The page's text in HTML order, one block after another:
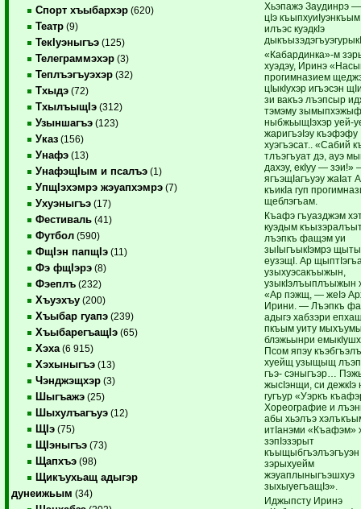
Спорт хъыбархэр (620)
Театр (9)
ТекIуэныгъэ (125)
Телеграммэхэр (3)
Теплъэгъуэхэр (32)
Тхыдэ (72)
ТхылъыщIэ (312)
Узыншагъэ (123)
Указ (156)
Унафэ (13)
УнафэщIым и псалъэ (1)
УпщIэхэмрэ жэуапхэмрэ (7)
Ухуэныгъэ (17)
Фестиваль (41)
Футбол (590)
ФщIэн папщIэ (11)
Фэ фщIэрэ (8)
Фэеплъ (232)
Хъуэхъу (200)
Хъыбар гуапэ (239)
ХъыбарегъащIэ (65)
Хэха (6 915)
Хэхыныгъэ (13)
Чэнджэщхэр (3)
Шыгъажэ (25)
Шыхулъагъуэ (12)
ЩIэ (75)
ЩIэныгъэ (73)
Щапхъэ (98)
Щикъухьащ адыгэр
дунеижьым (34)
Хьэпажэ Заудинрэ
цIэ
илъэс куэдкIэ
«Кабардинка»-м
хуэдэу, Иринэ
прогимназием
цIыкIухэр игъэсэн
зи вакъэ лъэпсыр
тэмэму зымыпхэжыф
ныбжьыщIэхэр уей-
жаригъэIэу къэфэфу
хуэгъэсат.. «Сабий
тлъэгъуат дэ, ауэ
дахэу, екIуу — зэи!»
ягъэщIагъуэу жаIат
къикIа гуп
щеблэгъам.
Къафэ гъуазджэм
куэдым
лъэпкъ фащэм уи
зыIыгъыкIэмрэ
еузэщI. Ар
узыхуэсакъыжын,
узыкIэлъыплъыжын
«Ар пэжщ, — жеIэ
Ирини. — Лъэпкъ
адыгэ хабзэри
пкъым уиту
блэжьынри
Псом япэу
хуейщ узыщыщ
гъэ- сэныгъэр…
жысIэнщи, си дежкIэ
гугъур «Уэркъ
Хореографие и
абы хьэлъэ
итIанэми «Къафэм»
зэпIэзэрыт
къыщыбгъэлъэгъуэн
зэрыхуейм
жэуаплыныгъэшхуэ
зыхыуегъащIэ».
Иджыпсту Иринэ